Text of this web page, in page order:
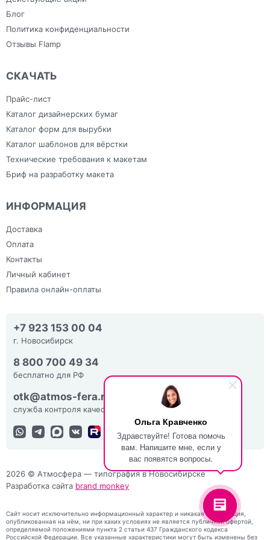
Ольга Кравченко
Здравствуйте! Готова помочь
вам. Напишите мне, если у
вас появятся вопросы.
Блог
Политика конфиденциальности
Отзывы Flamp
СКАЧАТЬ
Прайс-лист
Каталог дизайнерских бумаг
Каталог форм для вырубки
Каталог шаблонов для вёрстки
Технические требования к макетам
Бриф на разработку макета
ИНФОРМАЦИЯ
Доставка
Оплата
Контакты
Личный кабинет
Правила онлайн-оплаты
+7 923 153 00 04
г. Новосибирск
8 800 700 49 34
бесплатно для РФ
otk@atmos-fera.ru
служба контроля качества
2026 © Атмосфера — типография в Новосибирске
Разработка сайта brand monkey
Сайт носит исключительно информационный характер и никакая информация,
опубликованная на нём, ни при каких условиях не является публичной офертой,
определяемой положениями пункта 2 статьи 437 Гражданского кодекса
Российской Федерации. Все указанные характеристики могут быть изменены без